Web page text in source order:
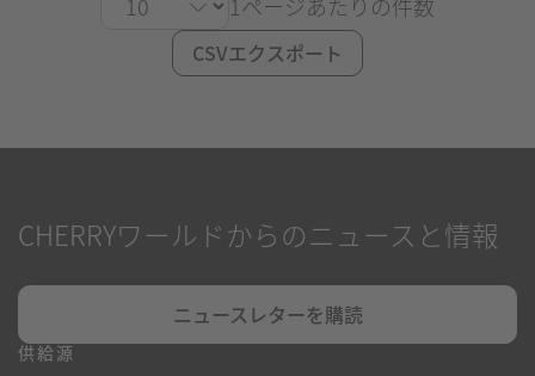
CSVエクスポート
CHERRYワールドからのニュースと情報
ニュースレターを購読
供給源